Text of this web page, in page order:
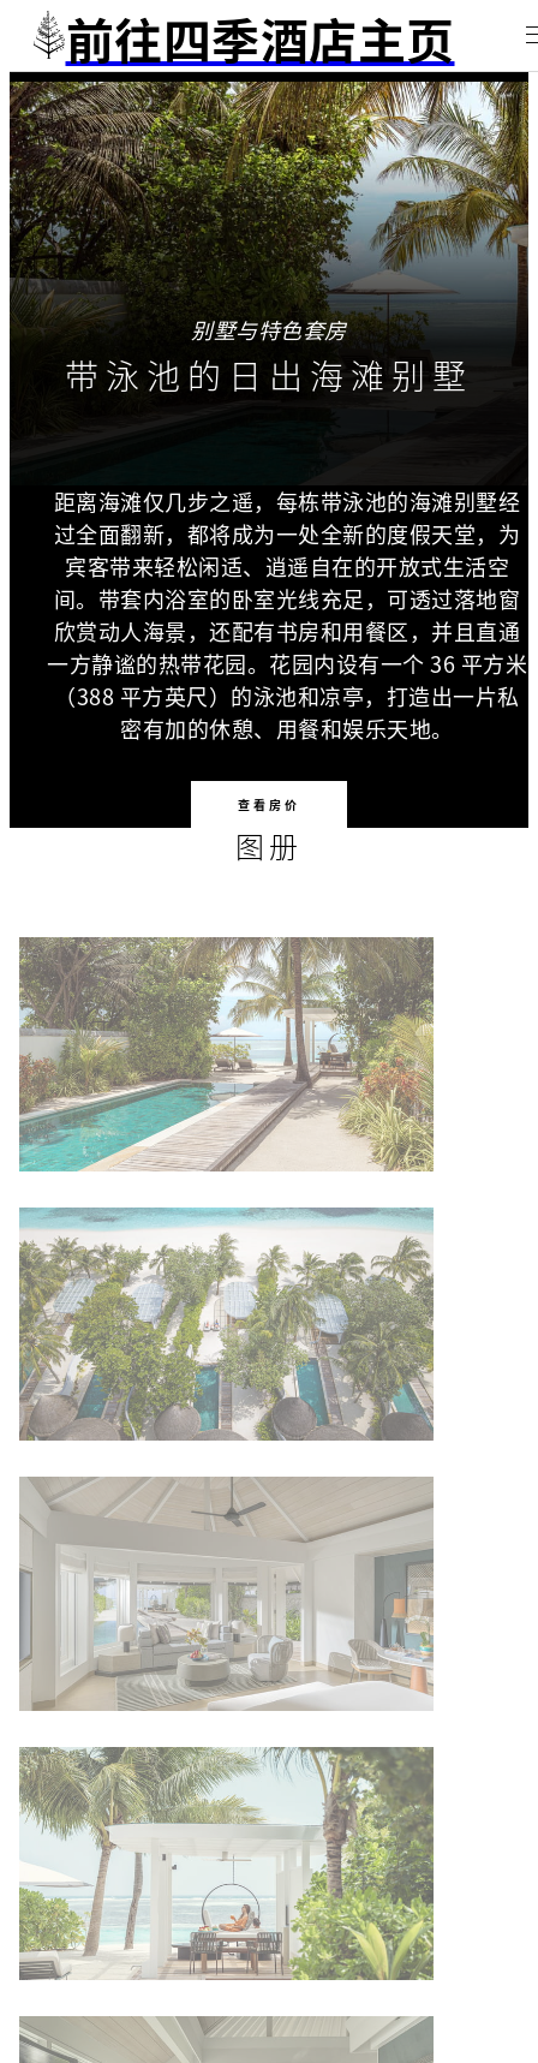
前往四季酒店主页
别墅与特色套房
带泳池的日出海滩别墅
距离海滩仅几步之遥，每栋带泳池的海滩别墅经
过全面翻新，都将成为一处全新的度假天堂，为
宾客带来轻松闲适、逍遥自在的开放式生活空
间。带套内浴室的卧室光线充足，可透过落地窗
欣赏动人海景，还配有书房和用餐区，并且直通
一方静谧的热带花园。花园内设有一个 36 平方米
（388 平方英尺）的泳池和凉亭，打造出一片私
密有加的休憩、用餐和娱乐天地。
查看房价
图册